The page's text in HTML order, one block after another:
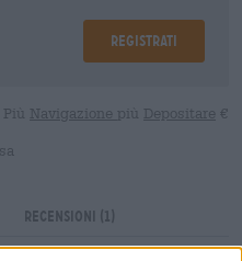
Registrati
Navigazione più Depositare €
Recensioni (1)